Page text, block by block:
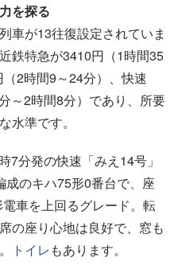
を探る
車が13往復設定されていま
鉄特急が3410円（1時間35
2時間9～24分）、快速
～2時間8分）であり、所要
水準です。
分発の快速「みえ14号」
のキハ75形0番台で、座
車を上回るグレード。転
の座り心地は良好で、窓も
トイレ もあります。